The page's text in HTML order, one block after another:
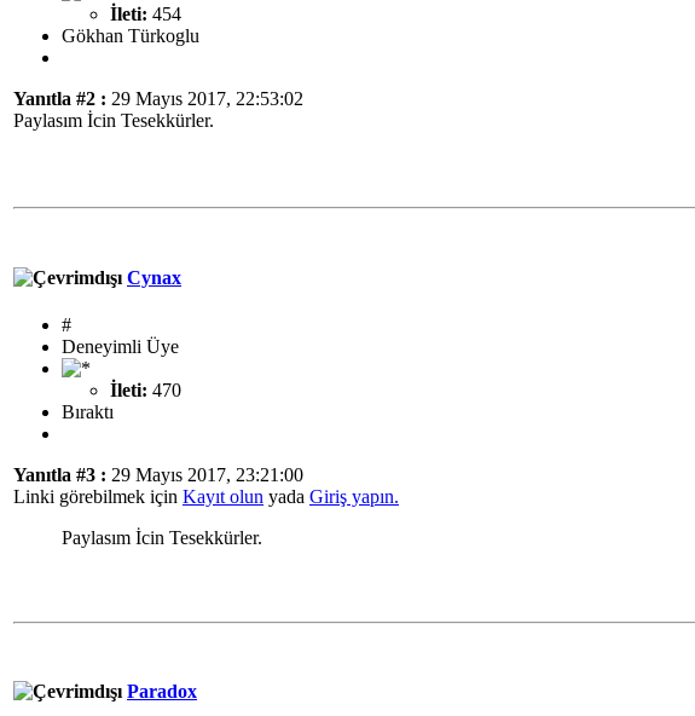
İleti: 454
Gökhan Türkoglu
Yanıtla #2 : 29 Mayıs 2017, 22:53:02
Paylasım İcin Tesekkürler.
Cynax
#
Deneyimli Üye
İleti: 470
Bıraktı
Yanıtla #3 : 29 Mayıs 2017, 23:21:00
Linki görebilmek için Kayıt olun yada Giriş yapın.
Paylasım İcin Tesekkürler.
Paradox